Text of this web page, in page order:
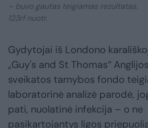
– buvo gautas teigiamas rezultatas.
123rf nuotr.
Gydytojai iš Londono
„Guy's and St Thomas“
sveikatos tarnybos fondo
laboratorinė analizė parodė,
pati, nuolatinė infekcija – o ne
pasikartojantys ligos